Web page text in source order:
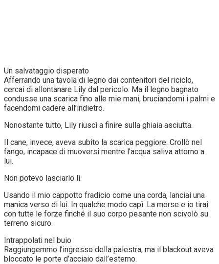
Un salvataggio disperato
Afferrando una tavola di legno dai contenitori del riciclo,
cercai di allontanare Lily dal pericolo. Ma il legno bagnato
condusse una scarica fino alle mie mani, bruciandomi i palmi e
facendomi cadere all’indietro.
Nonostante tutto, Lily riuscì a finire sulla ghiaia asciutta.
Il cane, invece, aveva subito la scarica peggiore. Crollò nel
fango, incapace di muoversi mentre l’acqua saliva attorno a
lui.
Non potevo lasciarlo lì.
Usando il mio cappotto fradicio come una corda, lanciai una
manica verso di lui. In qualche modo capì. La morse e io tirai
con tutte le forze finché il suo corpo pesante non scivolò su
terreno sicuro.
Intrappolati nel buio
Raggiungemmo l’ingresso della palestra, ma il blackout aveva
bloccato le porte d’acciaio dall’esterno.